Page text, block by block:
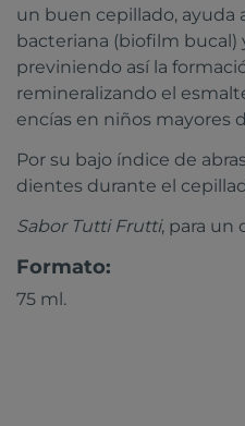
un buen cepillado, ayuda
bacteriana (biofilm bucal)
previniendo así la
remineralizando el
encías en niños mayores
Por su bajo índice de
dientes durante el
Sabor Tutti Frutti, para un
Formato:
75 ml.